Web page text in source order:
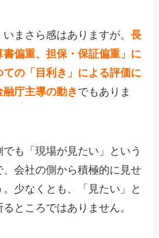
まさら感はありますが。長
偏重、担保・保証偏重」に
の「目利き」による評価に
庁主導の動き でもありま
も「現場が見たい」という
、会社の側から積極的に見せ
少なくとも、「見たい」と
ところではありません。